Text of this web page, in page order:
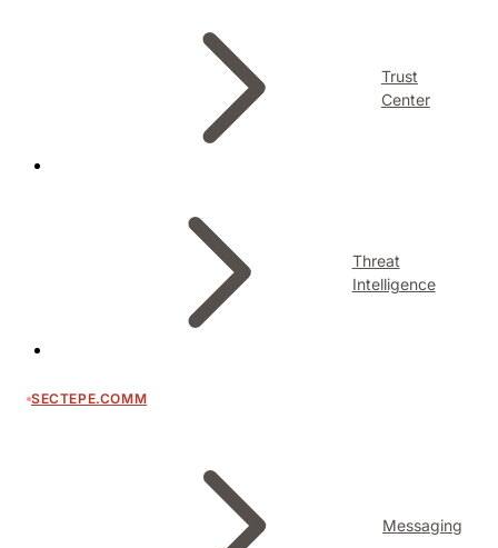
Trust
Center
Threat
Intelligence
SECTEPE.COMM
Messaging